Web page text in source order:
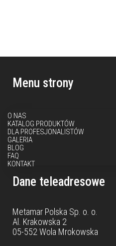
Menu strony
O NAS
KATALOG PRODUKTÓW
DLA PROFESJONALISTÓW
GALERIA
BLOG
FAQ
KONTAKT
Dane teleadresowe
Metamar Polska Sp. o. o.
Al. Krakowska 2
05-552 Wola Mrokowska